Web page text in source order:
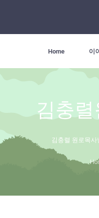
Home 이
김충
김충렬 원로목사